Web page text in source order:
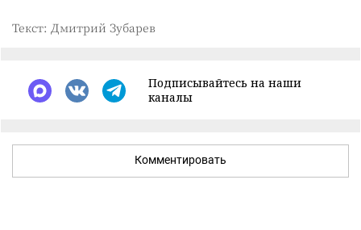
Текст: Дмитрий Зубарев
Подписывайтесь на наши
каналы
Комментировать